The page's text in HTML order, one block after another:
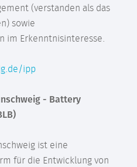
(verstanden als das
sowie
im Erkenntnisinteresse.
ipp
- Battery
ist eine
für die Entwicklung von